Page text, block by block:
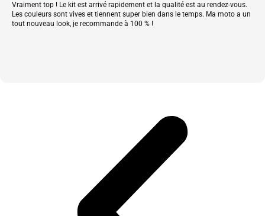
Vraiment top ! Le kit est arrivé rapidement et la qualité est au rendez-vous.
Les couleurs sont vives et tiennent super bien dans le temps. Ma moto a un
tout nouveau look, je recommande à 100 % !